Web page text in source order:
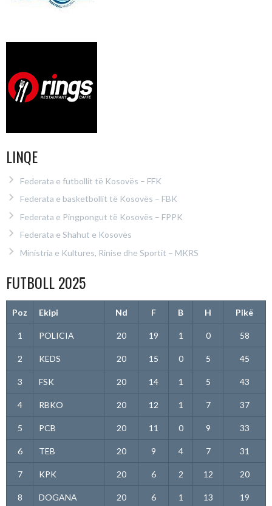
LINQE
Federata e futbollit të Kosovës – FFK
Federata e basketbollit të Kosovës – FBK
Federata e Pingpongut të Kosovës – FPPK
Federata e Shahut e Kosovës
Ministria e Kultures, Rinise dhe Sportit – MKRS
FUTBOLL 2025
Poz Ekipi Nd F B H Pikë
1 POLICIA 20 19 1 0 58
2 KEDS 20 15 0 5 45
3 FSK 20 14 1 5 43
4 RBKO 20 12 1 7 37
5 PCB 20 11 0 9 33
6 TEB 20 9 4 7 31
7 KPK 20 6 2 12 20
8 DOGANA 20 6 1 13 19